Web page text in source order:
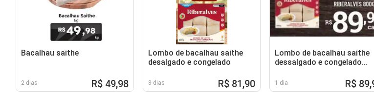
Bacalhau saithe
2 dias R$ 49,98
Lombo de bacalhau saithe
desalgado e congelado
8 dias R$ 81,90
Lombo de bacalhau saithe
dessalgado e congelado
1 dia R$